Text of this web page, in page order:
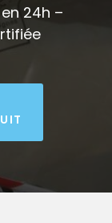
24h –